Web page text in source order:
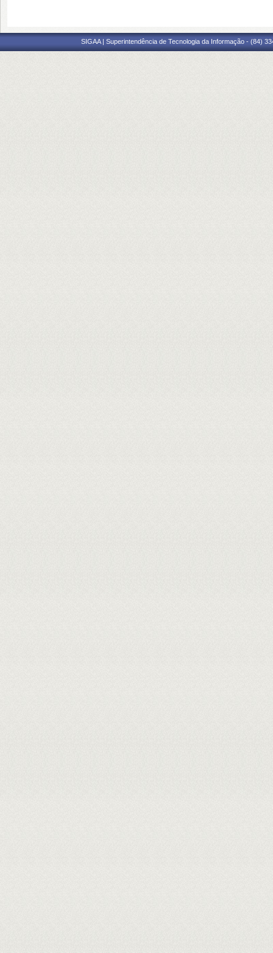
SIGAA | Superintendência de Tecnologia da Informação - (84)